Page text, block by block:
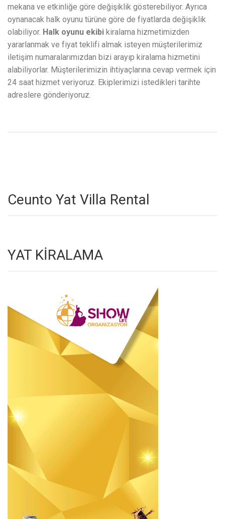
mekana ve etkinliğe göre değişiklik gösterebiliyor. Ayrıca
oynanacak halk oyunu türüne göre de fiyatlarda değişiklik
olabiliyor. Halk oyunu ekibi kiralama hizmetimizden
yararlanmak ve fiyat teklifi almak isteyen müşterilerimiz
iletişim numaralarımızdan bizi arayıp kiralama hizmetini
alabiliyorlar. Müşterilerimizin ihtiyaçlarına cevap vermek için
24 saat hizmet veriyoruz. Ekiplerimizi istedikleri tarihte
adreslere gönderiyoruz.
Ceunto Yat Villa Rental
YAT KİRALAMA